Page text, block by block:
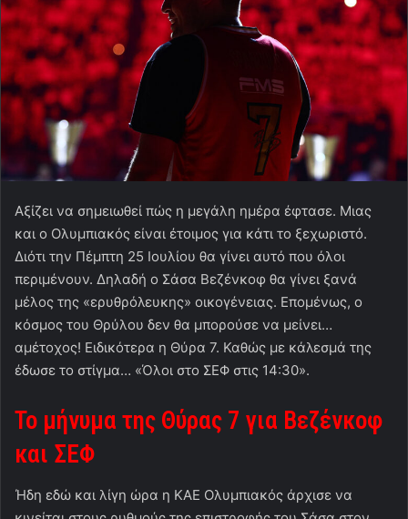
Αξίζει να σημειωθεί πώς η μεγάλη ημέρα έφτασε. Μιας
και ο Ολυμπιακός είναι έτοιμος για κάτι το ξεχωριστό.
Διότι την Πέμπτη 25 Ιουλίου θα γίνει αυτό που όλοι
περιμένουν. Δηλαδή ο Σάσα Βεζένκοφ θα γίνει ξανά
μέλος της «ερυθρόλευκης» οικογένειας. Επομένως, ο
κόσμος του Θρύλου δεν θα μπορούσε να μείνει…
αμέτοχος! Ειδικότερα η Θύρα 7. Καθώς με κάλεσμά της
έδωσε το στίγμα… «Όλοι στο ΣΕΦ στις 14:30».
Το μήνυμα της Θύρας 7 για Βεζένκοφ
και ΣΕΦ
Ήδη εδώ και λίγη ώρα η ΚΑΕ Ολυμπιακός άρχισε να